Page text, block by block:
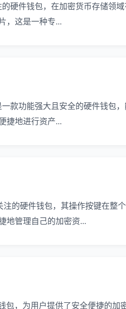
硬件钱包，在加密货币存储领域
，这是一种专...
款功能强大且安全的硬件钱包
捷地进行资产...
的硬件钱包，其操作按键在整
地管理自己的加密资...
，为用户提供了安全便捷的加